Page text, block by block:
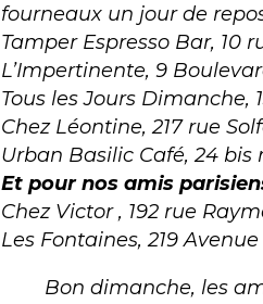
fourneaux un jour de
Tamper Espresso Bar, 10
L’Impertinente, 9
Tous les Jours Dimanche,
Chez Léontine, 217 rue
Urban Basilic Café, 24 bis
Et pour nos amis
Chez Victor , 192 rue
Les Fontaines, 219
Bon dimanche, les